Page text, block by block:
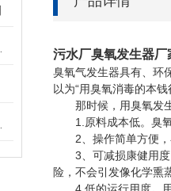
污水厂臭氧发生器
臭氧气发生器具有、环
以为“用臭氧消毒的本
那时候，用臭氧发生
1.原料成本低。臭氧
2、操作简单方便，
3、可减损康健用度
险，不会引发像化学熏